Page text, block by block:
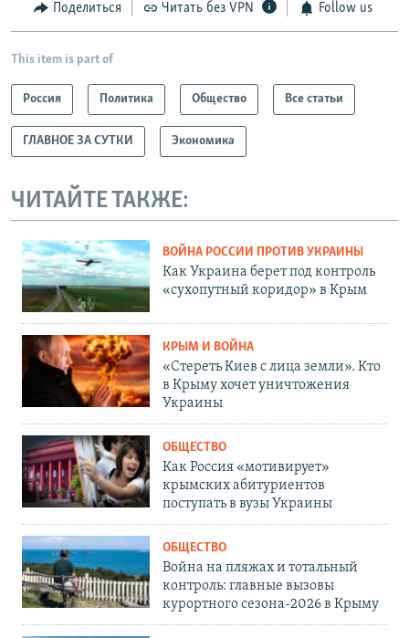
Поделиться Читать без VPN Follow us
This item is part of
Россия Политика Общество Все статьи
ГЛАВНОЕ ЗА СУТКИ Экономика
ЧИТАЙТЕ ТАКЖЕ:
ВОЙНА РОССИИ ПРОТИВ УКРАИНЫ
Как Украина берет под контроль
«сухопутный коридор» в Крым
КРЫМ И ВОЙНА
«Стереть Киев с лица земли». Кто
в Крыму хочет уничтожения
Украины
ОБЩЕСТВО
Как Россия «мотивирует»
крымских абитуриентов
поступать в вузы Украины
ОБЩЕСТВО
Война на пляжах и тотальный
контроль: главные вызовы
курортного сезона-2026 в Крыму